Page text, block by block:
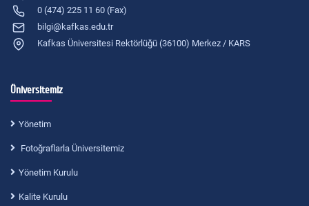
0 (474) 225 11 60 (Fax)
bilgi@kafkas.edu.tr
Kafkas Üniversitesi Rektörlüğü (36100) Merkez / KARS
Üniversitemiz
Yönetim
Fotoğraflarla Üniversitemiz
Yönetim Kurulu
Kalite Kurulu